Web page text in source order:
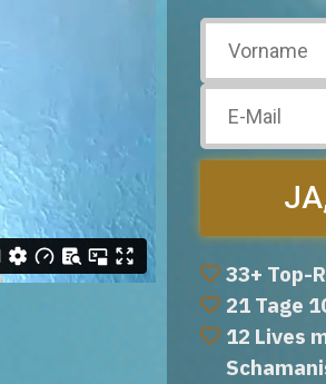
33+ Top-
21 Tage
12 Lives